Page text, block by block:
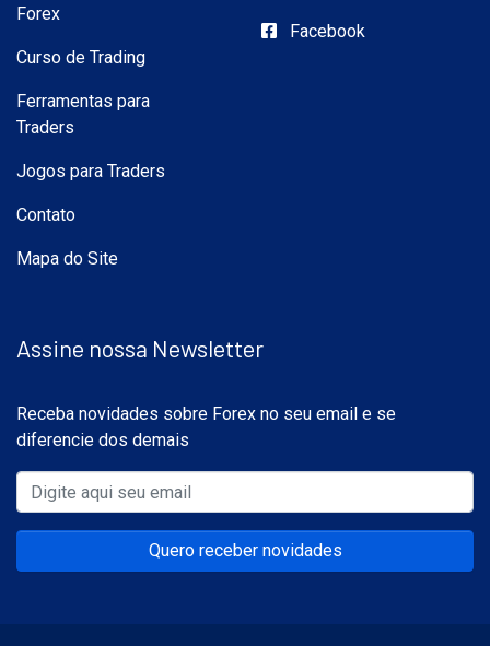
Forex
Curso de Trading
Ferramentas para
Traders
Jogos para Traders
Contato
Mapa do Site
Facebook
Assine nossa Newsletter
Receba novidades sobre Forex no seu email e se
diferencie dos demais
Quero receber novidades